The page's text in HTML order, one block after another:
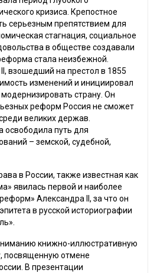
кризиса. Крепостное
серьезным препятствием для
стагнация, социальное
в обществе создавали
стала неизбежной.
взошедший на престол в 1855
изменений и инициировал
страну. Он
реформ Россия не сможет
великих держав.
освободила путь для
– земской, судебной,
в России, также известная как
явилась первой и наиболее
Александра II, за что он
в русской историографии
книжно-иллюстративную
посвященную отмене
В презентации